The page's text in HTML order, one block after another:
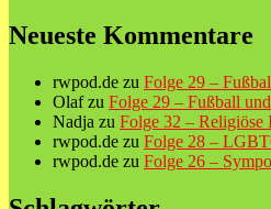
Neueste Kommentare
rwpod.de zu Folge 29 –
Olafzu Folge 29 – Fußball
Nadja zu Folge 32 –
rwpod.de zu Folge 28 –
rwpod.de zu Folge 26 –